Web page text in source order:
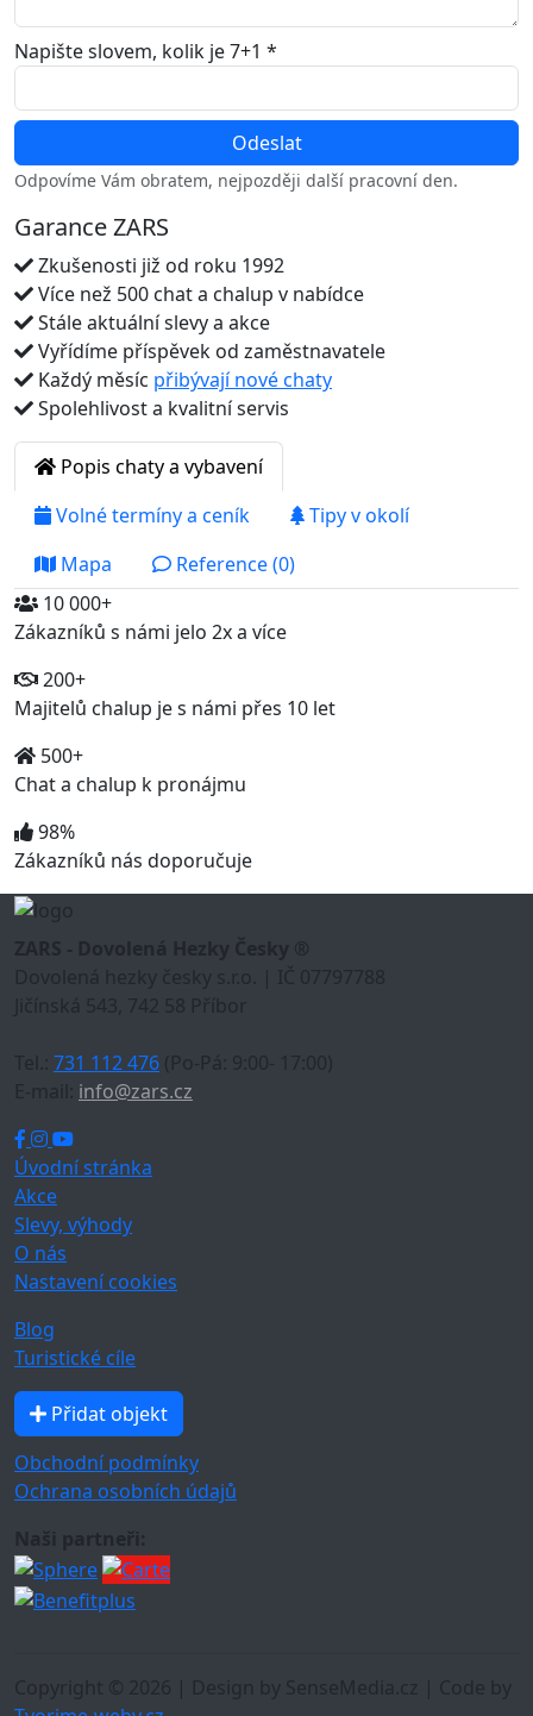
Napište slovem, kolik je 7+1 *
Odpovíme Vám obratem, nejpozději další pracovní den.
Garance ZARS
Zkušenosti již od roku 1992
Více než 500 chat a chalup v nabídce
Stále aktuální slevy a akce
Vyřídíme příspěvek od zaměstnavatele
Každý měsíc přibývají nové chaty
Spolehlivost a kvalitní servis
Popis chaty a vybavení
Volné termíny a ceník
Tipy v okolí
Mapa
Reference (0)
10 000+
Zákazníků s námi jelo 2x a více
200+
Majitelů chalup je s námi přes 10 let
500+
Chat a chalup k pronájmu
98%
Zákazníků nás doporučuje
ZARS - Dovolená Hezky Česky ®
Dovolená hezky česky s.r.o. | IČ 07797788
Jičínská 543, 742 58 Příbor
Tel.: 731 112 476 (Po-Pá: 9:00- 17:00)
E-mail: info@zars.cz
Úvodní stránka
Akce
Slevy, výhody
O nás
Nastavení cookies
Blog
Turistické cíle
Přidat objekt
Obchodní podmínky
Ochrana osobních údajů
Naši partneři:
Copyright © 2026 | Design by SenseMedia.cz | Code by